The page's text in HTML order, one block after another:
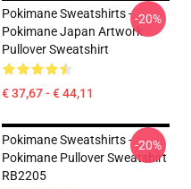
Pokimane Sweatshirts -
Pokimane Japan Artwork
Pullover Sweatshirt
€ 37,67 - € 44,11
-20%
Pokimane Sweatshirts -
Pokimane Pullover Sweatshirt
RB2205
-20%